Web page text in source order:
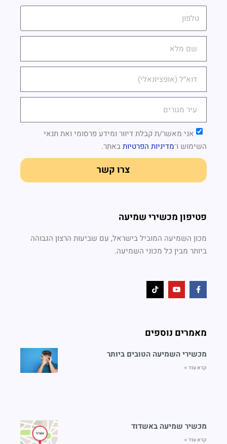
אני מאשר/ת קבלת דיוור ומידע פרסומי ואתתנאי
השימוש ו־מדיניות הפרטיותבאתר.
צרו קשר
פטיפון מכשירי שמיעה
מכון השמיעה המוביל בישראל, עם שביעות הרצון הגבוהה
ביותר מבין כל מכוני השמיעה.
מאמרים נוספים
מכשירי השמיעה הטובים ביותר
קרא עוד »
מכשיר שמיעה באשדוד
קרא עוד »